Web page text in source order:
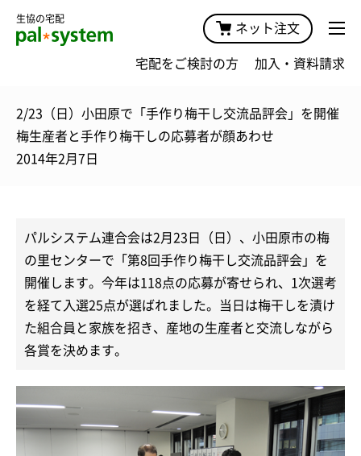
生協の宅配
ネット注文
宅配をご検討の方 加入・資料請求
2/23（日）小田原で「手作り梅干し交流品評会」を開催
梅生産者と手作り梅干しの応募者が顔あわせ
2014年2月7日
パルシステム連合会は2月23日（日）、小田原市の梅
の里センターで「第8回手作り梅干し交流品評会」を
開催します。今年は118点の応募が寄せられ、1次選考
を経て入選25点が選ばれました。当日は梅干しを漬け
た組合員と家族を招き、産地の生産者と交流しながら
各賞を決めます。